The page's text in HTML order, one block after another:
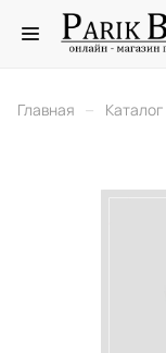
Главная – Каталог